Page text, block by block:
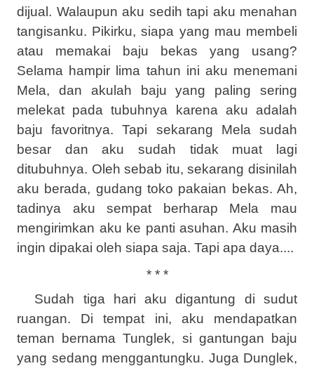
dijual. Walaupun aku sedih tapi aku menahan
tangisanku. Pikirku, siapa yang mau membeli
atau memakai baju bekas yang usang?
Selama hampir lima tahun ini aku menemani
Mela, dan akulah baju yang paling sering
melekat pada tubuhnya karena aku adalah
baju favoritnya. Tapi sekarang Mela sudah
besar dan aku sudah tidak muat lagi
ditubuhnya. Oleh sebab itu, sekarang disinilah
aku berada, gudang toko pakaian bekas. Ah,
tadinya aku sempat berharap Mela mau
mengirimkan aku ke panti asuhan. Aku masih
ingin dipakai oleh siapa saja. Tapi apa daya....
* * *
Sudah tiga hari aku digantung di sudut
ruangan. Di tempat ini, aku mendapatkan
teman bernama Tunglek, si gantungan baju
yang sedang menggantungku. Juga Dunglek,